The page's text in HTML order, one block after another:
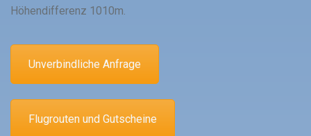
Höhendifferenz 1010m.
Unverbindliche Anfrage
Flugrouten und Gutscheine